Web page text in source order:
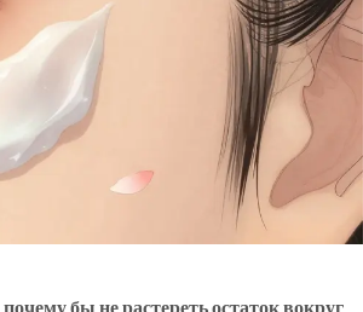
почему бы не растереть остаток вокруг